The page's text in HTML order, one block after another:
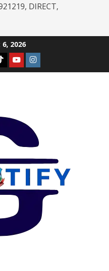
DIRECT,
2026
YoutubeInstagram